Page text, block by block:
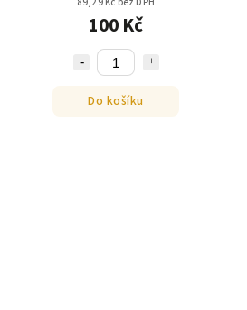
100 Kč
Do košíku